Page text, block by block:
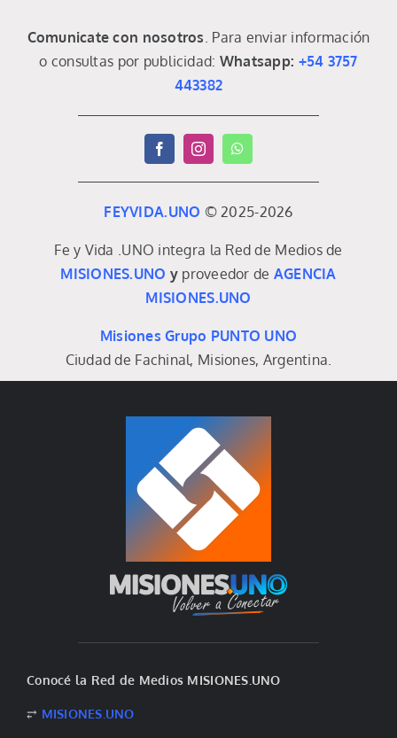
Comunicate con nosotros. Para enviar información
o consultas por publicidad: Whatsapp: +54 3757
443382
FEYVIDA.UNO © 2025-2026
Fe y Vida .UNO integra la Red de Medios de
MISIONES.UNO y proveedor de AGENCIA
MISIONES.UNO
Misiones Grupo PUNTO UNO
Ciudad de Fachinal, Misiones, Argentina.
Conocé la Red de Medios MISIONES.UNO
⥂ MISIONES.UNO